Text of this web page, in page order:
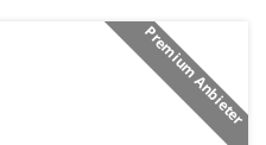
Premium Anbieter